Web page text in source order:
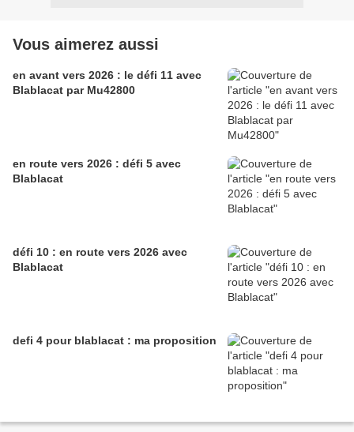
Vous aimerez aussi
en avant vers 2026 : le défi 11 avec
Blablacat par Mu42800
en route vers 2026 : défi 5 avec
Blablacat
défi 10 : en route vers 2026 avec
Blablacat
defi 4 pour blablacat : ma proposition